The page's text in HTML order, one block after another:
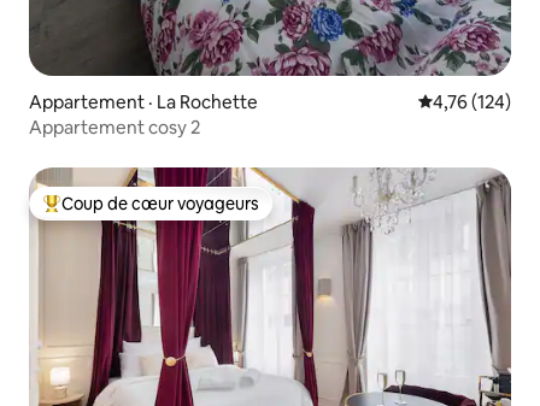
Appartement · La Rochette Note
4,76 (124)
Appartement cosy 2
Coup de cœur voyageurs parmi les plus aimés
Coup de cœur voyageurs